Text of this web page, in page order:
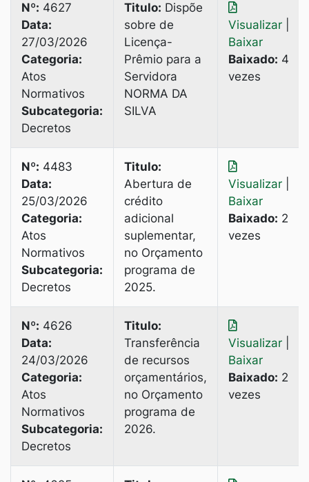
Nº: 4627
Data:
27/03/2026
Categoria:
Atos
Normativos
Subcategoria:
Decretos
Titulo: Dispõe
sobre de
Licença-
Prêmio para a
Servidora
NORMA DA
SILVA
Visualizar
Baixar
Baixado: 4
vezes
Nº: 4483
Data:
25/03/2026
Categoria:
Atos
Normativos
Subcategoria:
Decretos
Titulo:
Abertura de
crédito
adicional
suplementar,
no Orçamento
programa de
2025.
Visualizar
Baixar
Baixado: 2
vezes
Nº: 4626
Data:
24/03/2026
Categoria:
Atos
Normativos
Subcategoria:
Decretos
Titulo:
Transferência
de recursos
orçamentários,
no Orçamento
programa de
2026.
Visualizar
Baixar
Baixado: 2
vezes